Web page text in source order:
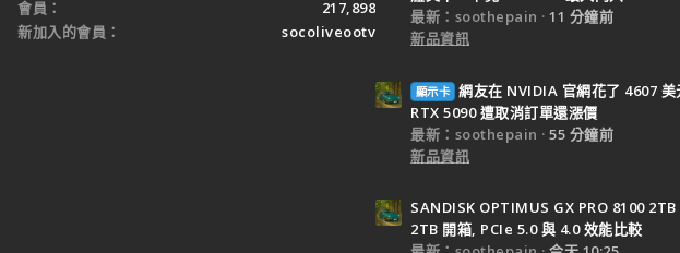
會員
217,898
新加入的會員
socoliveootv
最新：soothepain
11 分鐘前
新品資訊
顯示卡 網友在 NVIDIA 官網花了 4607 美
RTX 5090 遭取消訂單還漲價
最新：soothepain
55 分鐘前
新品資訊
SANDISK OPTIMUS GX PRO 8100 2TB
2TB 開箱, PCIe 5.0 與 4.0 效能比較